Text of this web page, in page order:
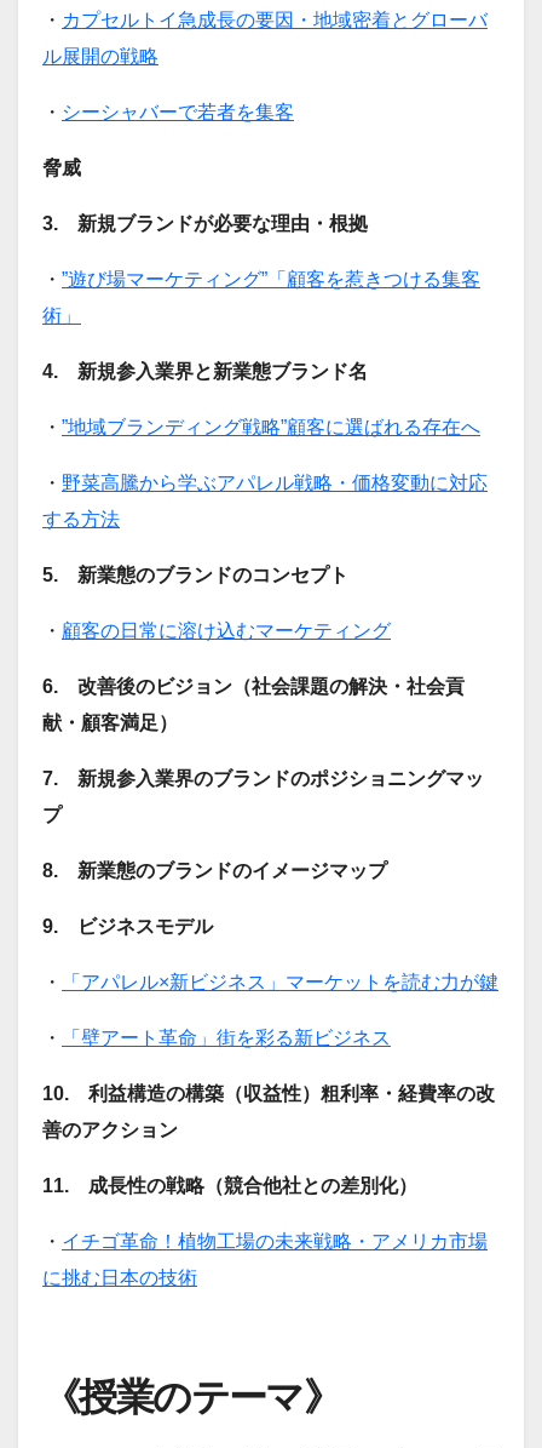
・ カプセルトイ急成長の要因・地域密着とグローバ
ル展開の戦略
・ シーシャバーで若者を集客
脅威
3. 新規ブランドが必要な理由・根拠
・ ”遊び場マーケティング”「顧客を惹きつける集客
術」
4. 新規参入業界と新業態ブランド名
・ ”地域ブランディング戦略”顧客に選ばれる存在へ
・ 野菜高騰から学ぶアパレル戦略・価格変動に対応
する方法
5. 新業態のブランドのコンセプト
・ 顧客の日常に溶け込むマーケティング
6. 改善後のビジョン（社会課題の解決・社会貢
献・顧客満足）
7. 新規参入業界のブランドのポジショニングマッ
プ
8. 新業態のブランドのイメージマップ
9. ビジネスモデル
・ 「アパレル×新ビジネス」マーケットを読む力が鍵
・ 「壁アート革命」街を彩る新ビジネス
10. 利益構造の構築（収益性）粗利率・経費率の改
善のアクション
11. 成長性の戦略（競合他社との差別化）
・ イチゴ革命！植物工場の未来戦略・アメリカ市場
に挑む日本の技術
《授業のテーマ》